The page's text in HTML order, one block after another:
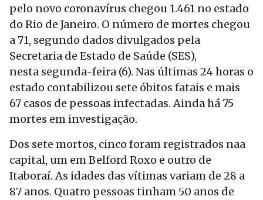
pelo novo coronavírus chegou 1.461 no estado
do Rio de Janeiro. O número de mortes chegou
a 71, segundo dados divulgados pela
Secretaria de Estado de Saúde (SES),
nesta segunda-feira (6). Nas últimas 24 horas o
estado contabilizou sete óbitos fatais e mais
67 casos de pessoas infectadas. Ainda há 75
mortes em investigação.
Dos sete mortos, cinco foram registrados naa
capital, um em Belford Roxo e outro de
Itaboraí. As idades das vítimas variam de 28 a
87 anos. Quatro pessoas tinham 50 anos de